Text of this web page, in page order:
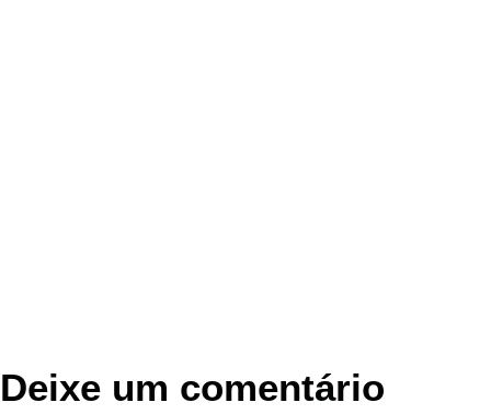
Deixe um comentário